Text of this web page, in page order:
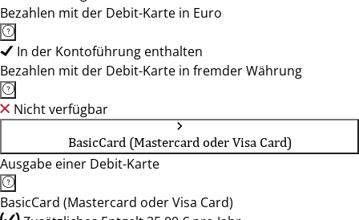
Bezahlen mit der Debit-Karte in Euro
In der Kontoführung enthalten
Bezahlen mit der Debit-Karte in fremder Währung
Nicht verfügbar
BasicCard (Mastercard oder Visa Card)
Ausgabe einer Debit-Karte
BasicCard (Mastercard oder Visa Card)